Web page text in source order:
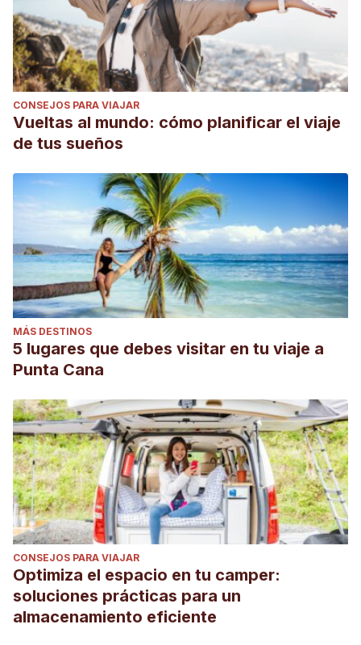
CONSEJOS PARA VIAJAR
Vueltas al mundo: cómo planificar el viaje
de tus sueños
MÁS DESTINOS
5 lugares que debes visitar en tu viaje a
Punta Cana
CONSEJOS PARA VIAJAR
Optimiza el espacio en tu camper:
soluciones prácticas para un
almacenamiento eficiente